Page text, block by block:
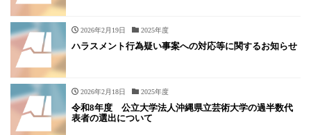
2026年2月19日 2025年度
ハラスメント行為疑い事案への対応等に関するお知らせ
2026年2月18日 2025年度
令和8年度 公立大学法人沖縄県立芸術大学の過半数代
表者の選出について